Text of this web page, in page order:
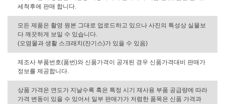
세척후에 판매 합니다.
모든 제품은 촬영 원본 그대로 업로드하고 있으나 사진의 특성상 실물보
다 깨끗하게 보일 수 있습니다.
(오염물과 생활 스크래치(잔기스)가 있을 수 있음)
제조사 부품번호(품번)와 신품가격이 공개된 경우 신품가격대비 판매가
정보를 제공합니다.
상품 가격은 연도가 지날수록 혹은 특정 시기 재사용 부품 공급량에 따라
가격 변동이 있을 수 있어서 일부 판매가가 저렴한 품목은 신품 가격과